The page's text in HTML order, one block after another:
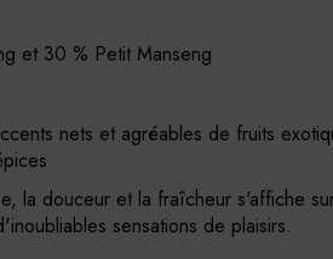
et 30 % Petit Manseng
nets et agréables de fruits
la douceur et la fraîcheur s'affiche
sensations de plaisirs.